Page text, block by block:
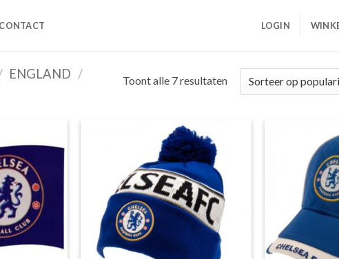
CONTACT LOGIN
ENGLAND /
Toont alle 7 resultatenGesorteerd
Toevoegen
aan
wenslijst
Toevoegen
aan
wenslijst